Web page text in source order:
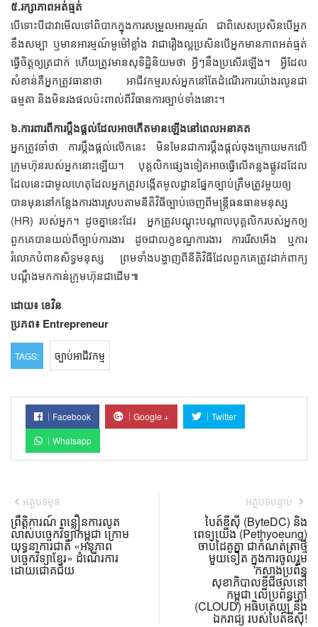
៥.រក្សា​ភាព​អត់ធ្មត់
បើ​ទោះបី​ជា​វា​មើល​ទៅ​ពិបាក​ក្នុង​ការ​សម្រួល​អារម្មណ៍ ជា​ពិសេស​ប្រសិន​បើ​អ្នក​
ខឹងសម្បា ឬ​មាន​អារម្មណ៍​មួម៉ៅ​ខ្លាំង វា​ជា​រឿង​ល្អ​ប្រសិន​បើ​អ្នក​មាន​ភាព​អត់ធ្មត់​
ធ្វើ​​ចិត្ត​ឲ្យ​ត្រជាក់ ហើយ​ត្រូវ​មាន​សុទិដ្ឋិនិយម​ថា អ្វីៗ​នឹង​ប្រសើរ​ឡើង។ អ្វី​ដែល​
សំខាន់​គឺ​អ្នក​​ត្រូវ​ធានា​ថា អាជីវកម្ម​របស់​អ្នក​​នៅតែ​ដំណើរការ​យ៉ាង​រលូន​ជា​
ធម្មតា ​និង​មិន​រង​ផល​ប៉ះពាល់​ពី​វិធាន​ការ​ច្បាប់​ទាំង​នោះ។
៦.ការពារ​ពី​ការ​ប្តឹងផ្តល់​ដែល​អាច​កើត​មាន​ឡើង​នៅ​ពេល​អនាគត
អ្នក​ត្រូវ​ចាំ​ថា ការ​ប្តឹងផ្តល់​លើក​នេះ មិនមែន​ជា​ការ​ប្តឹងផ្តល់​ចុងក្រោយ​​​មក​លើ​
ក្រុមហ៊ុន​របស់​អ្នក​នោះ​ឡើយ។ បុគ្គលិក​ផ្សេង​ទៀត​​អាច​ធ្វើ​លើ​គន្លង​ផ្លូវ​ដដែល
ដែល​នេះ​ជា​មូលហេតុ​ដែល​អ្នក​ត្រូវ​បង្កើត​មូលដ្ឋាន​​ផ្នែក​ច្បាប់​ត្រឹមត្រូវ​មួយ​ឲ្យ​
បាន​មុន​​នៅ​កន្លែង​ការងារ​ស្រប​តាម​នីតិវិធី​ច្បាប់​ចេញ​ពី​​មន្រ្តី​ធនធាន​មនុស្ស​
(HR) របស់​អ្នក។ ដូច​គ្នា​នេះ​ដែរ អ្នក​ត្រូវ​បណ្ដុះបណ្ដាល​បុគ្គលិក​​របស់​អ្នក​ឲ្យ​
ពួកគេ​បាន​យល់​ពី​ច្បាប់​ការងារ ដូច​ជា​លក្ខខណ្ឌ​ការងារ ការ​រើសអើង ឬ​ការ​​
រំលោភ​​បំពាន​សិទ្ធ​មនុស្ស ព្រម​ទាំង​បង្ហាញ​ពី​នីតិវិធី​ដែល​ពួកគេ​ត្រូវ​​ដាក់​ពាក្យ​
បណ្តឹង​មក​កាន់​ក្រុមហ៊ុន​ជាដើម៕
ដោយ៖ ខេវិន
ប្រភព៖ Entrepreneur
TAGS: ច្បាប់អាជីវកម្ម
Facebook Google +
Twitter
Whatsapp
អត្ថបទមុន
ព្រឹត្តិការណ៍ ពន្លឿនការលូត
លាស់បច្ចេកវិទ្យាកម្ពុជា ក្រោម
យុទ្ធនាការជាតិ «អនុភាព
បច្ចេកវិទ្យាខ្មែរ» ដំណើរការ
ដោយជោគជ័យ
អត្ថបទបន្ទាប់
បៃត៍ឌីស៊ី (ByteDC) និង
ពេទ្យយើង (Pethyoeung)
ចាប់ដៃគូគ្នា ជាកំណត់ត្រាថ្មី
មួយទៀត ក្នុងការចូលរួម
កសាងប្រព័ន្ធ
សុខាភិបាលឌីជីថល​នៅ
កម្ពុជា លើប្រព័ន្ធក្លៅ
(CLOUD) អធិបតេយ្យ និង
ឯករាជ្យ របស់បៃត៍ឌីស៊ី!